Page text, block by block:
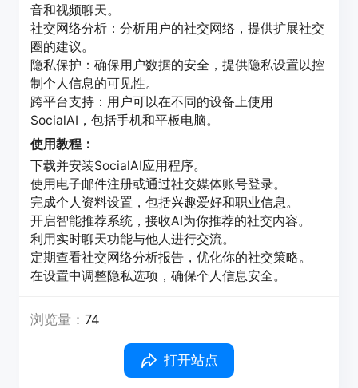
音和视频聊天。
社交网络分析：分析用户的社交网络，提供扩展社交
圈的建议。
隐私保护：确保用户数据的安全，提供隐私设置以控
制个人信息的可见性。
跨平台支持：用户可以在不同的设备上使用
SocialAI，包括手机和平板电脑。
使用教程：
下载并安装SocialAI应用程序。
使用电子邮件注册或通过社交媒体账号登录。
完成个人资料设置，包括兴趣爱好和职业信息。
开启智能推荐系统，接收AI为你推荐的社交内容。
利用实时聊天功能与他人进行交流。
定期查看社交网络分析报告，优化你的社交策略。
在设置中调整隐私选项，确保个人信息安全。
浏览量：74
打开站点